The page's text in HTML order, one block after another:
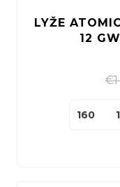
LYŽE
12
€1
160